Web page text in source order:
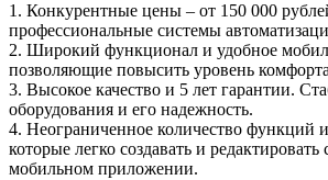
1. Конкурентные цены – от 150 000
профессиональные системы
2. Широкий функционал и удобное
позволяющие повысить уровень
3. Высокое качество и 5 лет гарантии.
оборудования и его надежность.
4. Неограниченное количество функций
которые легко создавать и редактировать
мобильном приложении.